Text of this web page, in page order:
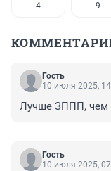
4 9
Гость
10 июля 2025,
Лучше ЗППП,
Гость
10 июля 2025,